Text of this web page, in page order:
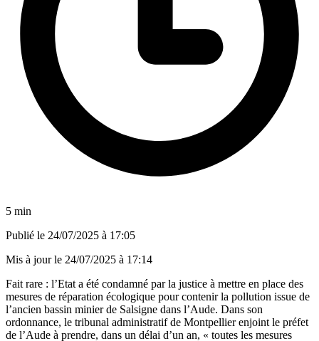
5 min
Publié le 24/07/2025 à 17:05
Mis à jour le 24/07/2025 à 17:14
Fait rare : l’Etat a été condamné par la justice à mettre en place des
mesures de réparation écologique pour contenir la pollution issue de
l’ancien bassin minier de Salsigne dans l’Aude. Dans son
ordonnance, le tribunal administratif de Montpellier enjoint le préfet
de l’Aude à prendre, dans un délai d’un an, « toutes les mesures